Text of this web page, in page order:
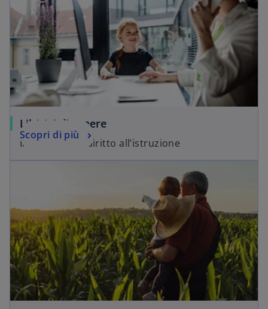
Lib(e)ri di sapere
Insieme per il diritto all’istruzione
Scopri di più